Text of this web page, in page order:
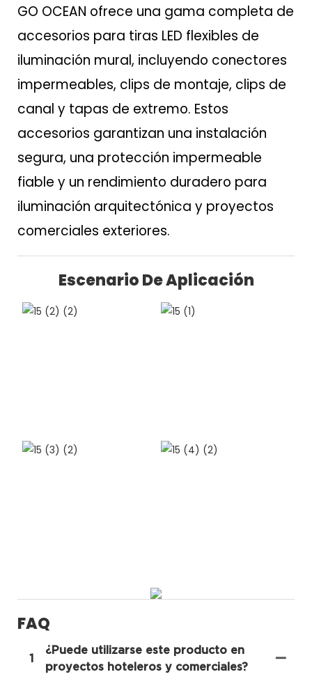
GO OCEAN ofrece una gama completa de
accesorios para tiras LED flexibles de
iluminación mural, incluyendo conectores
impermeables, clips de montaje, clips de
canal y tapas de extremo. Estos
accesorios garantizan una instalación
segura, una protección impermeable
fiable y un rendimiento duradero para
iluminación arquitectónica y proyectos
comerciales exteriores.
Escenario De Aplicación
FAQ
1
¿Puede utilizarse este producto en
proyectos hoteleros y comerciales?